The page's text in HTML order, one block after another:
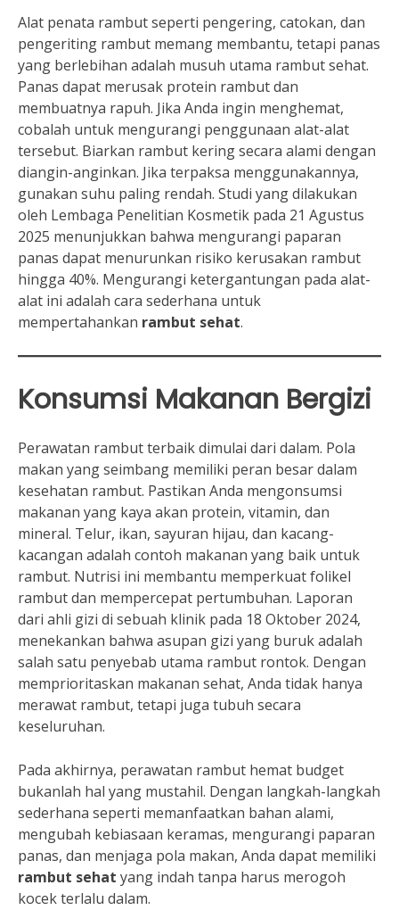
Alat penata rambut seperti pengering, catokan, dan
pengeriting rambut memang membantu, tetapi panas
yang berlebihan adalah musuh utama rambut sehat.
Panas dapat merusak protein rambut dan
membuatnya rapuh. Jika Anda ingin menghemat,
cobalah untuk mengurangi penggunaan alat-alat
tersebut. Biarkan rambut kering secara alami dengan
diangin-anginkan. Jika terpaksa menggunakannya,
gunakan suhu paling rendah. Studi yang dilakukan
oleh Lembaga Penelitian Kosmetik pada 21 Agustus
2025 menunjukkan bahwa mengurangi paparan
panas dapat menurunkan risiko kerusakan rambut
hingga 40%. Mengurangi ketergantungan pada alat-
alat ini adalah cara sederhana untuk
mempertahankan rambut sehat.
Konsumsi Makanan Bergizi
Perawatan rambut terbaik dimulai dari dalam. Pola
makan yang seimbang memiliki peran besar dalam
kesehatan rambut. Pastikan Anda mengonsumsi
makanan yang kaya akan protein, vitamin, dan
mineral. Telur, ikan, sayuran hijau, dan kacang-
kacangan adalah contoh makanan yang baik untuk
rambut. Nutrisi ini membantu memperkuat folikel
rambut dan mempercepat pertumbuhan. Laporan
dari ahli gizi di sebuah klinik pada 18 Oktober 2024,
menekankan bahwa asupan gizi yang buruk adalah
salah satu penyebab utama rambut rontok. Dengan
memprioritaskan makanan sehat, Anda tidak hanya
merawat rambut, tetapi juga tubuh secara
keseluruhan.
Pada akhirnya, perawatan rambut hemat budget
bukanlah hal yang mustahil. Dengan langkah-langkah
sederhana seperti memanfaatkan bahan alami,
mengubah kebiasaan keramas, mengurangi paparan
panas, dan menjaga pola makan, Anda dapat memiliki
rambut sehat yang indah tanpa harus merogoh
kocek terlalu dalam.